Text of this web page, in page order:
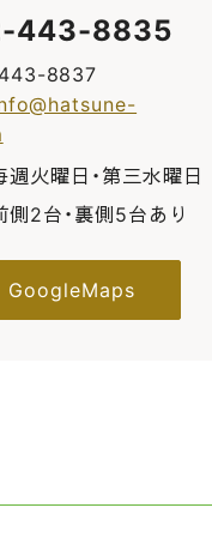
443-8835
8837
週火曜日・第三水曜日
側2台・裏側5台あり
GoogleMaps